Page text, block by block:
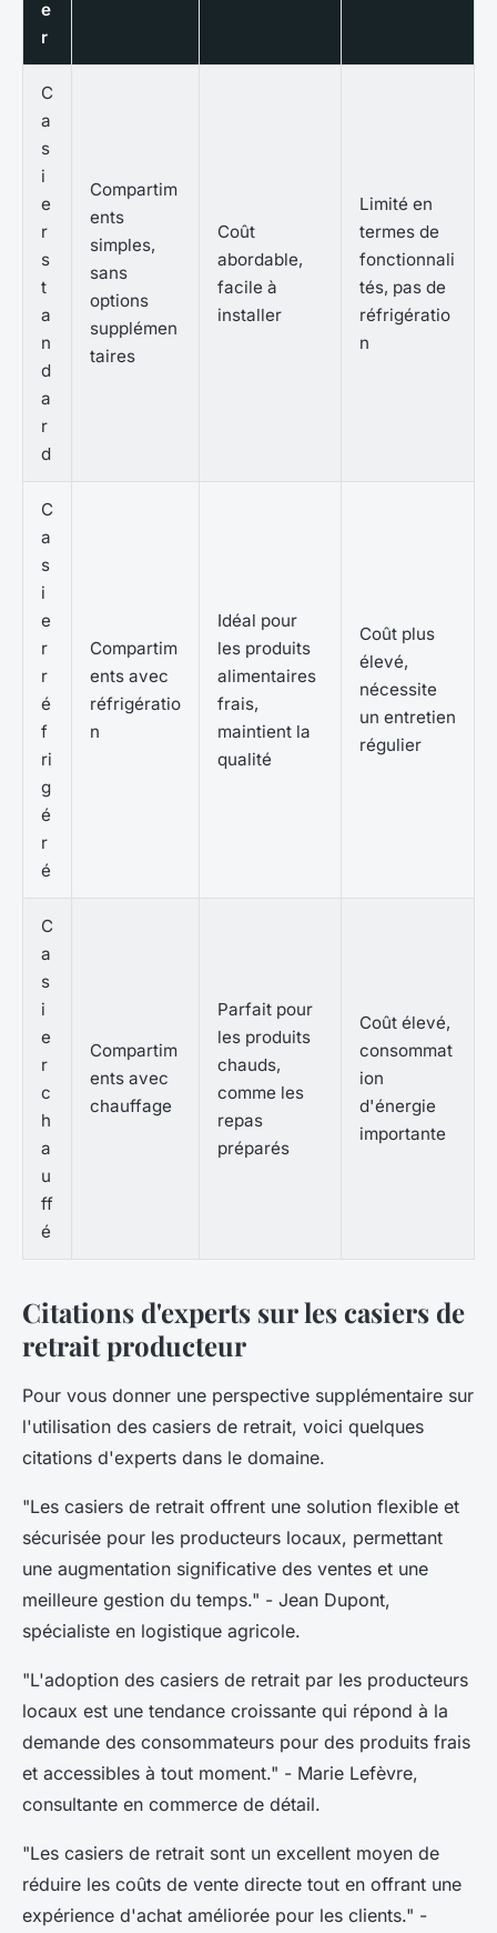
e
r
C
a
s
i
e
r
s
t
a
n
d
a
r
d
Compartim
ents
simples,
sans
options
supplémen
taires
Coût
abordable,
facile à
installer
Limité en
termes de
fonctionnali
tés, pas de
réfrigératio
n
C
a
s
i
e
r
r
é
f
ri
g
é
r
é
Compartim
ents avec
réfrigératio
n
Idéal pour
les produits
alimentaires
frais,
maintient la
qualité
Coût plus
élevé,
nécessite
un entretien
régulier
C
a
s
i
e
r
c
h
a
u
ff
é
Compartim
ents avec
chauffage
Parfait pour
les produits
chauds,
comme les
repas
préparés
Coût élevé,
consommat
ion
d'énergie
importante
Citations d'experts sur les casiers de
retrait producteur
Pour vous donner une perspective supplémentaire sur
l'utilisation des casiers de retrait, voici quelques
citations d'experts dans le domaine.
"Les casiers de retrait offrent une solution flexible et
sécurisée pour les producteurs locaux, permettant
une augmentation significative des ventes et une
meilleure gestion du temps." - Jean Dupont,
spécialiste en logistique agricole.
"L'adoption des casiers de retrait par les producteurs
locaux est une tendance croissante qui répond à la
demande des consommateurs pour des produits frais
et accessibles à tout moment." - Marie Lefèvre,
consultante en commerce de détail.
"Les casiers de retrait sont un excellent moyen de
réduire les coûts de vente directe tout en offrant une
expérience d'achat améliorée pour les clients." -